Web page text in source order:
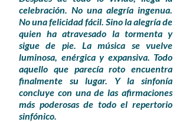
celebración. No una alegría ingenua.
No una felicidad fácil. Sino la alegría de
quien ha atravesado la tormenta y
sigue de pie. La música se vuelve
luminosa, enérgica y expansiva. Todo
aquello que parecía roto encuentra
finalmente su lugar. Y la sinfonía
concluye con una de las afirmaciones
más poderosas de todo el repertorio
sinfónico.